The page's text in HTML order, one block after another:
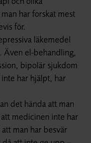
har forskat mest
för.
läkemedel
Även el-behandling,
bipolär sjukdom
har hjälpt, har
det hända att man
medicinen inte har
man har besvär